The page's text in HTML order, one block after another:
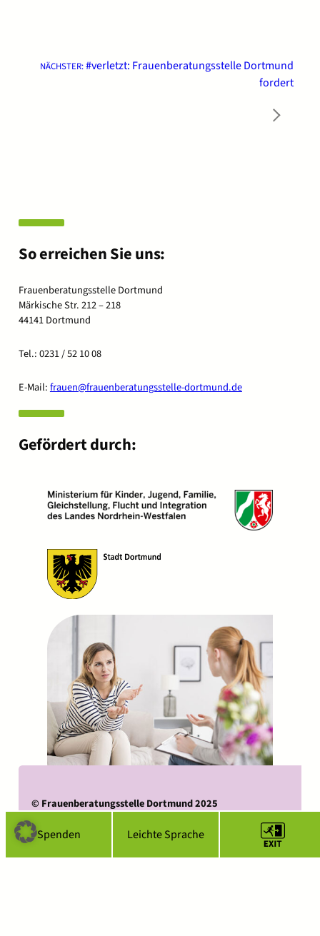
Spenden Leichte Sprache
NÄCHSTER:#verletzt: Frauenberatungsstelle Dortmund
fordert
→
So erreichen Sie uns:
Frauenberatungsstelle Dortmund
Märkische Str. 212 – 218
44141 Dortmund
Tel.: 0231 / 52 10 08
E-Mail:frauen@frauenberatungsstelle-dortmund.de
Gefördert durch:
© Frauenberatungsstelle Dortmund 2025
IMPRESSUM DATENSCHUTZ KONTAKT LINKS FBST
Nach oben ↑